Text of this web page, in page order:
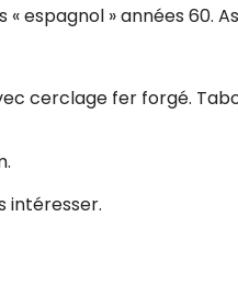
espagnol » années 60.
cerclage fer forgé.
intéresser.